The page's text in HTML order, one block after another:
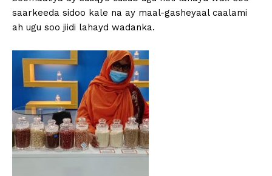
saarkeeda sidoo kale na ay maal-gasheyaal caalami
ah ugu soo jiidi lahayd wadanka.